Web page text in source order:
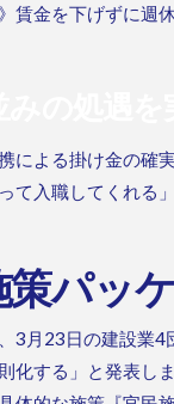
賃金を下げずに週
による掛け金の確
て入職してくれる
策パッ
3月23日の建設業
化する」と発表しま